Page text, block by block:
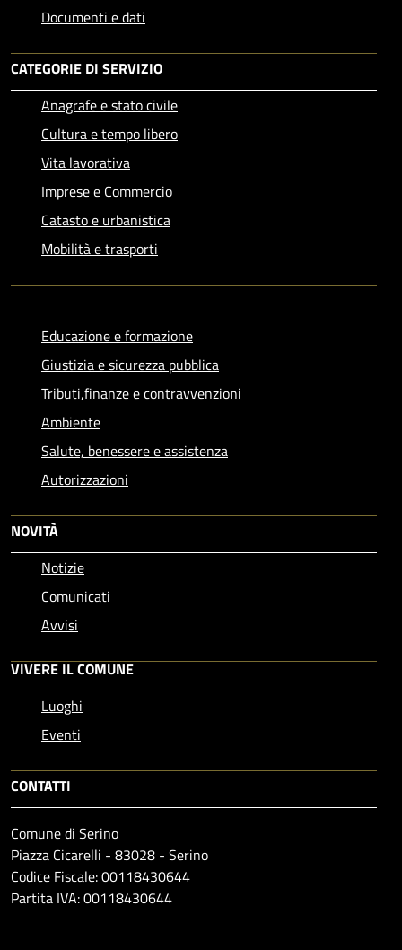
Documenti e dati
CATEGORIE DI SERVIZIO
Anagrafe e stato civile
Cultura e tempo libero
Vita lavorativa
Imprese e Commercio
Catasto e urbanistica
Mobilità e trasporti
Educazione e formazione
Giustizia e sicurezza pubblica
Tributi,finanze e contravvenzioni
Ambiente
Salute, benessere e assistenza
Autorizzazioni
NOVITÀ
Notizie
Comunicati
Avvisi
VIVERE IL COMUNE
Luoghi
Eventi
CONTATTI
Comune di Serino
Piazza Cicarelli - 83028 - Serino
Codice Fiscale: 00118430644
Partita IVA: 00118430644